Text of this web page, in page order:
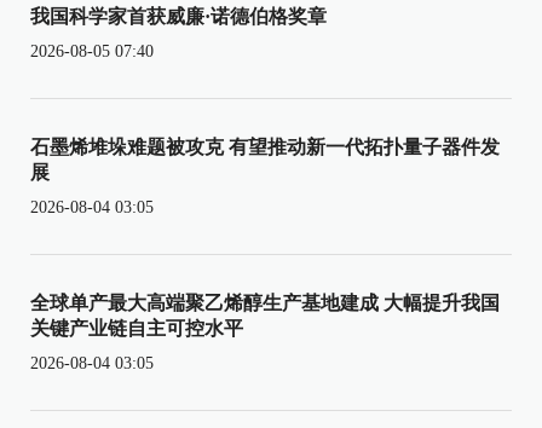
我国科学家首获威廉·诺德伯格奖章
2026-08-05 07:40
石墨烯堆垛难题被攻克 有望推动新一代拓扑量子器件发
展
2026-08-04 03:05
全球单产最大高端聚乙烯醇生产基地建成 大幅提升我国
关键产业链自主可控水平
2026-08-04 03:05